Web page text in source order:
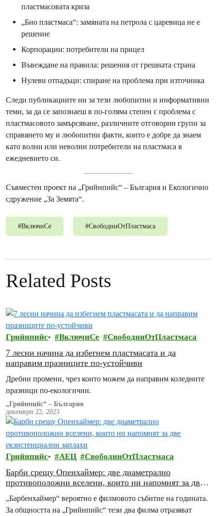
пластмасовата криза
„Био пластмаса“: замяната на петрола с царевица не е
решение
Корпорации: потребители на прицел
Въвеждане на правила: решения от грешната страна
Нулеви отпадъци: спиране на проблема при източника
Следи публикациите ни за тези любопитни и информативни
теми, за да се запознаеш в по-голяма степен с проблема с
пластмасовото замърсяване, различните отговорни групи за
справянето му и любопитни факти, които е добре да знаем
като волни или неволни потребители на пластмаса в
ежедневието си.
Съвместен проект на „Грийнпийс“ – България и Екологично
сдружение „За Земята“.
#ВключиСе #СвободниОтПластмаса
Related Posts
Грийнпийс ВключиСе СвободниОтПластмаса
7 лесни начина да избегнем пластмасата и да
направим празниците по-устойчиви
Дребни промени, чрез които можем да направим коледните
празници по-екологични.
„Грийнпийс“ – България
декември 22, 2023
Грийнпийс АЕЦ СвободниОтПластмаса
Барби срещу Опенхаймер: двe диаметрално
противоположни вселени, които ни напомнят за две
„Барбенхаймер“ вероятно е филмовото събитие на годината.
За общността на „Грийнпийс“ тези два филма отразяват